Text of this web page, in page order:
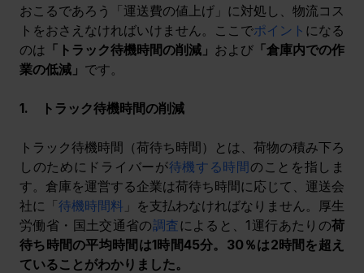
おこるであろう「運送費の値上げ」に対処し、物流コス
トをおさえなければいけません。ここでポイント になる
のは 「トラック待機時間の削減」 および 「倉庫内での作
業の低減」 です。
1.    トラック待機時間の削減
トラック待機時間（荷待ち時間）とは、荷物の積み下ろ
しのためにドライバーが待機する時間のことを指しま
す。倉庫を運営する企業は荷待ち時間に応じて、運送会
社に「待機時間料 」を支払わなければなりません。厚生
労働省・国土交通省の調査によると、1運行あたりの荷
待ち時間の平均時間は1時間45分。30％は2時間を超え
ていることがわかりました。